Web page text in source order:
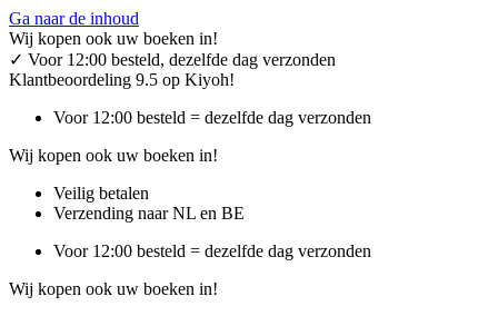
Ga naar de inhoud
Wij kopen ook uw boeken in!
✓ Voor 12:00 besteld, dezelfde dag verzonden
Klantbeoordeling 9.5 op Kiyoh!
Voor 12:00 besteld = dezelfde dag verzonden
Wij kopen ook uw boeken in!
Veilig betalen
Verzending naar NL en BE
Voor 12:00 besteld = dezelfde dag verzonden
Wij kopen ook uw boeken in!